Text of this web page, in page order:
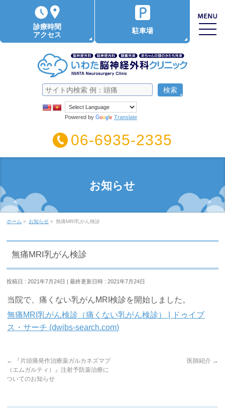
Powered by Translate
06-6935-2335
診療時間
アクセス
駐車場
お知らせ
ホーム » お知らせ » 無痛MRI乳がん検診
無痛MRI乳がん検診
投稿日 : 2021年7月24日 最終更新日時 : 2021年7月24日
当院で、痛くない乳がんMRI検診を開始しました。
無痛MRI乳がん検診（痛くない乳がん検診） | ドゥイブ
ス・サーチ (dwibs-search.com)
←
『片頭痛発作治療薬ガルカネズマブ
（エムガルティ）』注射予防薬治療に
ついてのお知らせ
医師紹介 →